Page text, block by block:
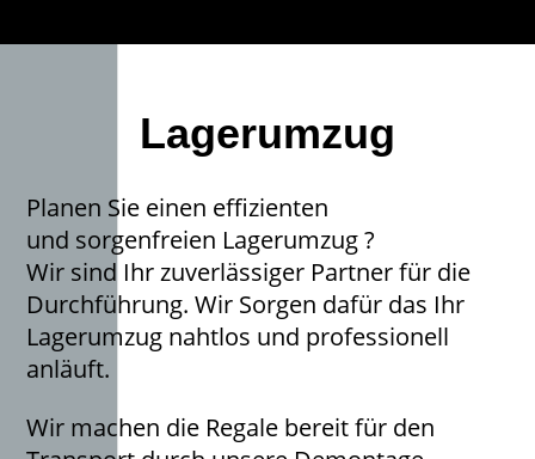
Lagerumzug
Planen Sie einen effizienten
und sorgenfreien Lagerumzug ?
Wir sind Ihr zuverlässiger Partner für die
Durchführung. Wir Sorgen dafür das Ihr
Lagerumzug nahtlos und professionell
anläuft.
Wir machen die Regale bereit für den